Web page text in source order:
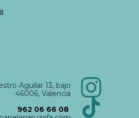
Aguilar 13, bajo
46006, Valencia
962 06 66 08